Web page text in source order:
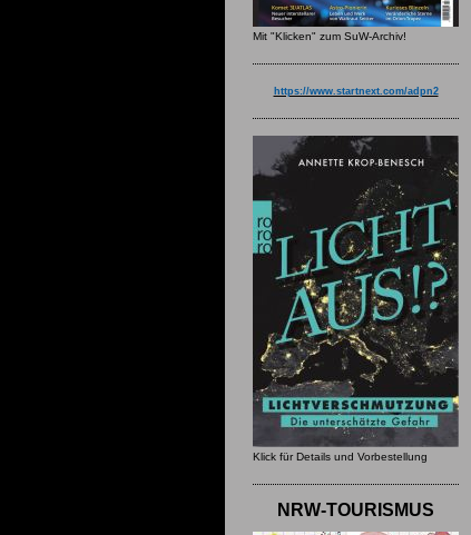
Mit "Klicken" zum SuW-Archiv!
https://www.startnext.com/adpn2
Klick für Details und Vorbestellung
NRW-TOURISMUS